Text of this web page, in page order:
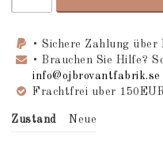
• Sichere Zahlung über
• Brauchen Sie Hilfe?
info@ojbrovantfabrik.se
Frachtfrei uber
Zustand Neue